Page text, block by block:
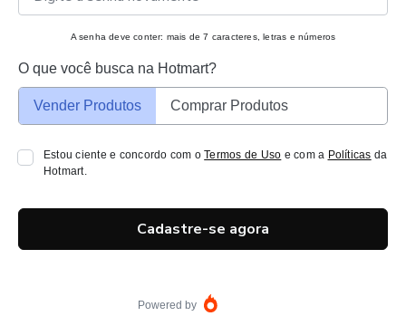
A senha deve conter: mais de 7 caracteres, letras e números
O que você busca na Hotmart?
Vender Produtos Comprar Produtos
Estou ciente e concordo com oTermos de Uso e com a Políticas da
Hotmart.
Cadastre-se agora
Powered by